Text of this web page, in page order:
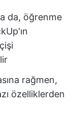
da, öğrenme
rağmen,
özelliklerden